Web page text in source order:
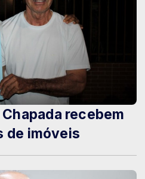
recebem
de imóveis